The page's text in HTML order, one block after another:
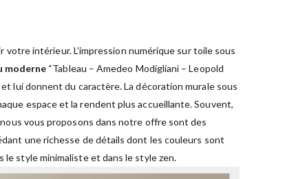
intérieur. L’impression numérique sur toile sous
moderne “Tableau – Amedeo Modigliani – Leopold
lui donnent du caractère. La décoration murale sous
espace et la rendent plus accueillante. Souvent,
vous proposons dans notre offre sont des
une richesse de détails dont les couleurs sont
le style minimaliste et dans le style zen.